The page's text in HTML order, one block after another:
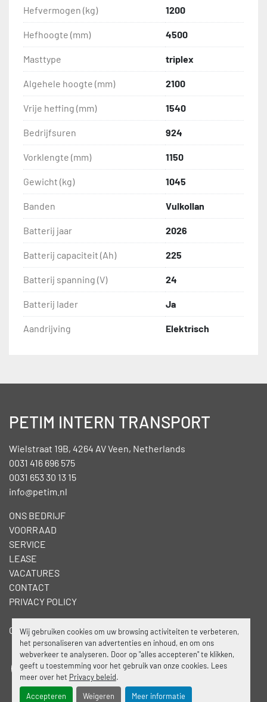
Wij gebruiken cookies om uw browsing activiteiten te verbeteren,
het personaliseren van advertenties en inhoud, en om ons
webverkeer te analyseren. Door op "alles accepteren" te klikken,
geeft u toestemming voor het gebruik van onze cookies. Lees
meer over het Privacy beleid.
Accepteren Weigeren Meer informatie
Hefvermogen (kg) 1200
Hefhoogte (mm) 4500
Masttype triplex
Algehele hoogte (mm) 2100
Vrije heffing (mm) 1540
Bedrijfsuren 924
Vorklengte (mm) 1150
Gewicht (kg) 1045
Banden Vulkollan
Batterij jaar 2026
Batterij capaciteit (Ah) 225
Batterij spanning (V) 24
Batterij lader Ja
Aandrijving Elektrisch
PETIM INTERN TRANSPORT
Wielstraat 19B, 4264 AV Veen, Netherlands
0031 416 696 575
0031 653 30 13 15
info@petim.nl
ONS BEDRIJF
VOORRAAD
SERVICE
LEASE
VACATURES
CONTACT
PRIVACY POLICY
Cookies beheren
facebooklinkedin